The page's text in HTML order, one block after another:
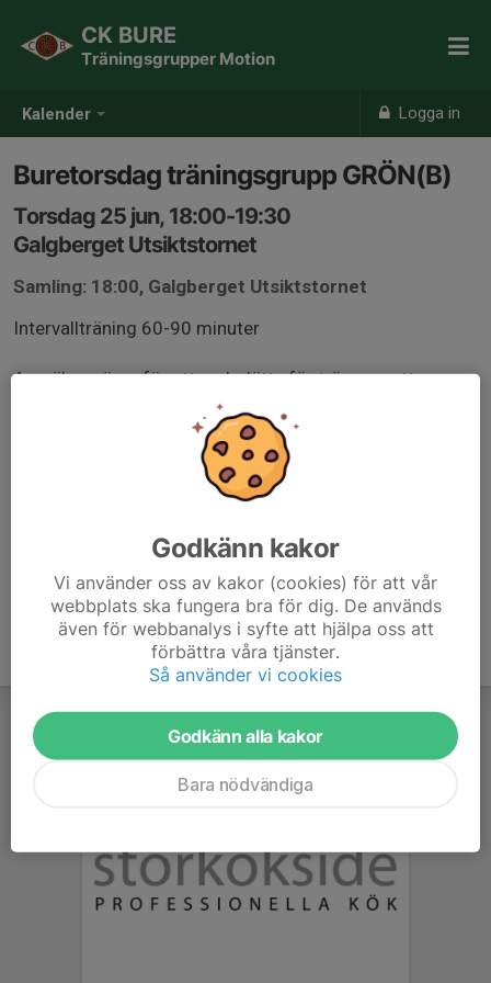
Kalender Logga in
CK BURE
Träningsgrupper Motion
Buretorsdag träningsgrupp GRÖN(B)
Torsdag 25 jun, 18:00-19:30
Galgberget Utsiktstornet
Samling: 18:00, Galgberget Utsiktstornet
Intervallträning 60-90 minuter
Anmäl er gärna för att underlätta för tränarna att
planera passet, gruppindelning kan komma att ske
beroende på antal och nivå på deltagare.
Medlemmar från andra klubbar är välkomna, kom helst i
era respektive klubbkläder.
Godkänn kakor
Vi använder oss av kakor (cookies) för att vår
webbplats ska fungera bra för dig. De används
även för webbanalys i syfte att hjälpa oss att
förbättra våra tjänster.
Så använder vi cookies
Godkänn alla kakor
Bara nödvändiga